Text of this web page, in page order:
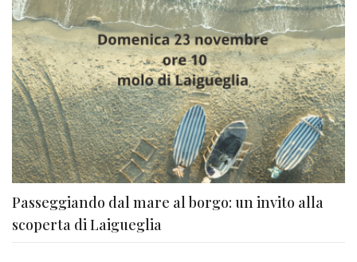
Passeggiando dal mare al borgo: un invito alla
scoperta di Laigueglia